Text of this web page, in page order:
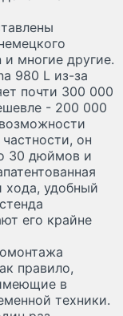
и многие другие.
980 L из-за
почти 300 000
- 200 000
он
30 дюймов и
хода, удобный
его крайне
правило,
в
техники.